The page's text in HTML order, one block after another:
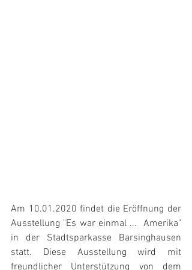
Am 10.01.2020 findet die Eröffnung der
Ausstellung "Es war einmal ...  Amerika"
in der Stadtsparkasse Barsinghausen
statt. Diese Ausstellung wird mit